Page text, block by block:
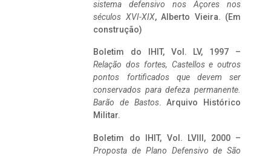
sistema defensivo nos Açores nos
séculos XVI-XIX, Alberto Vieira. (Em
construção)
Boletim do IHIT, Vol. LV, 1997 –
Relação dos fortes, Castellos e outros
pontos fortificados que devem ser
conservados para defeza permanente.
Barão de Bastos. Arquivo Histórico
Militar.
Boletim do IHIT, Vol. LVIII, 2000 –
Proposta de Plano Defensivo de São